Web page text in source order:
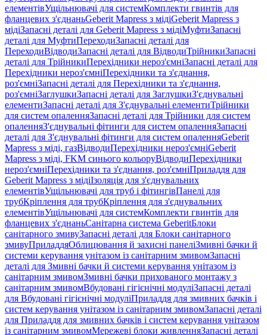
елементівУщільнювачі для системКомплекти гвинтів для
фланцевих з'єднаньGeberit Mapress з мідіGeberit Mapress з
мідіЗапасні деталі для Geberit Mapress з мідіМуфтиЗапасні
деталі для МуфтиПереходиЗапасні деталі для
ПереходиВідводиЗапасні деталі для ВідводиТрійникиЗапасні
деталі для ТрійникиПерехідники нероз'ємніЗапасні деталі для
Перехідники нероз'ємніПерехідники та з'єднання,
роз'ємніЗапасні деталі для Перехідники та з'єднання,
роз'ємніЗаглушкиЗапасні деталі для ЗаглушкиЗ'єднувальні
елементиЗапасні деталі для З'єднувальні елементиТрійники
для систем опаленняЗапасні деталі для Трійники для систем
опаленняЗ'єднувальні фітинги для систем опаленняЗапасні
деталі для З'єднувальні фітинги для систем опаленняGeberit
Mapress з міді, газВідводиПерехідники нероз'ємніGeberit
Mapress з міді, FKM синього кольоруВідводиПерехідники
нероз'ємніПерехідники та з'єднання, роз'ємніПриладдя для
Geberit Mapress з мідіІзоляція для з'єднувальних
елементівУщільнювачі для труб і фітингівПанелі для
трубКріплення для трубКріплення для з'єднувальних
елементівУщільнювачі для системКомплекти гвинтів для
фланцевих з'єднаньСанітарна система GeberitБлоки
санітарного змивуЗапасні деталі для Блоки санітарного
змивуПриладдяОблицювання й захисні панеліЗмивні бачки й
системи керування унітазом із санітарним змивомЗапасні
деталі для Змивні бачки й системи керування унітазом із
санітарним змивомЗмивні бачки прихованого монтажу з
санітарним змивомВбудовані гігієнічні модуліЗапасні деталі
для Вбудовані гігієнічні модуліПриладдя для змивних бачків і
систем керування унітазом із санітарним змивомЗапасні деталі
для Приладдя для змивних бачків і систем керування унітазом
із санітарним змивомМережеві блоки живленняЗапасні деталі